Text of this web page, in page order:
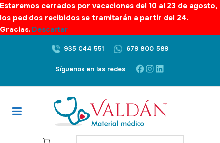
Estaremos cerrados por vacaciones del 10 al 23 de agosto,
los pedidos recibidos se tramitarán a partir del 24.
Gracias. Descartar
935 044 551 679 800 589
Síguenos en las redes Facebook
Instagram
LinkedIn
S